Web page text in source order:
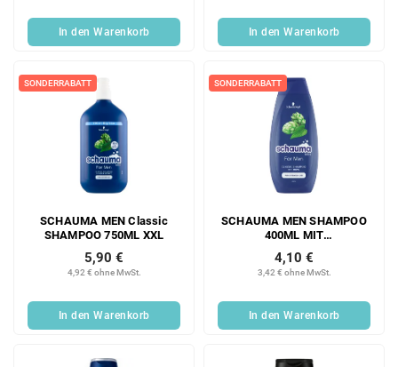
In den Warenkorb In den Warenkorb
SONDERRABATT
SCHAUMA MEN Classic
SHAMPOO 750ML XXL
4,92 € ohne MwSt.
5,90 €
In den Warenkorb
SONDERRABATT
SCHAUMA MEN SHAMPOO
400ML MIT
3,42 € ohne MwSt.
4,10 €
In den Warenkorb